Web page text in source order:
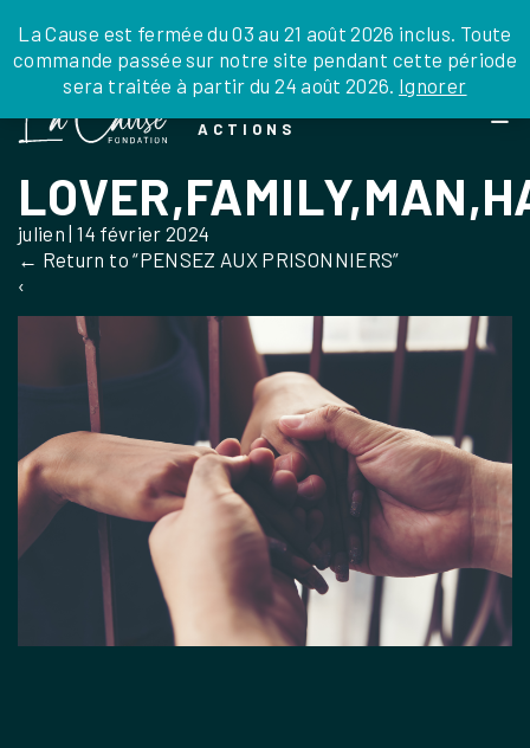
to
the
La Cause est fermée du 03 au 21 août 2026 inclus. Toute
commande passée sur notre site pendant cette période
sera traitée à partir du 24 août 2026. Ignorer
JE DONNE JE PARRAINE NOUS SOUTENIR
DEPUIS LA FRANCE
DEPUIS L’INTERNATIONAL
EN TANT QU’ORGANISATION
LEGS, LIBÉRALITÉS
0 ARTICLE
ACTIONS
julien |14 février 2024
← Return to “PENSEZ AUX PRISONNIERS”
‹